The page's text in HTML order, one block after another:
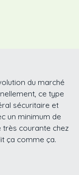
du marché
ce type
sécuritaire et
un minimum de
très courante chez
ça comme ça.